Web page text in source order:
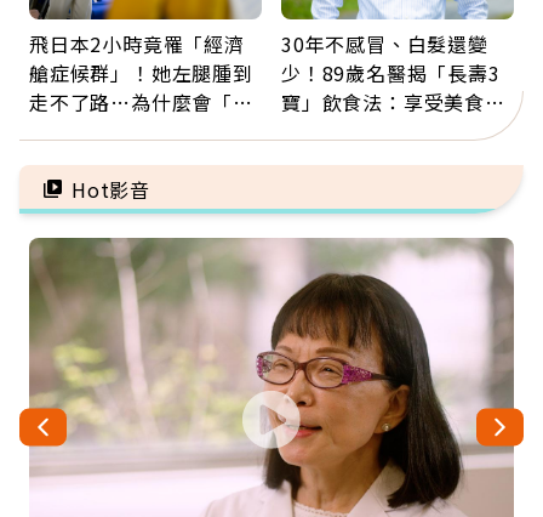
飛日本2小時竟罹「經濟
艙症候群」！她左腿腫到
走不了路…為什麼會「靜
注意
30年不感冒、白髮還變
少！89歲名醫揭「長壽3
寶」飲食法：享受美食不
忌口，偶爾也該吃點肉
Hot影音